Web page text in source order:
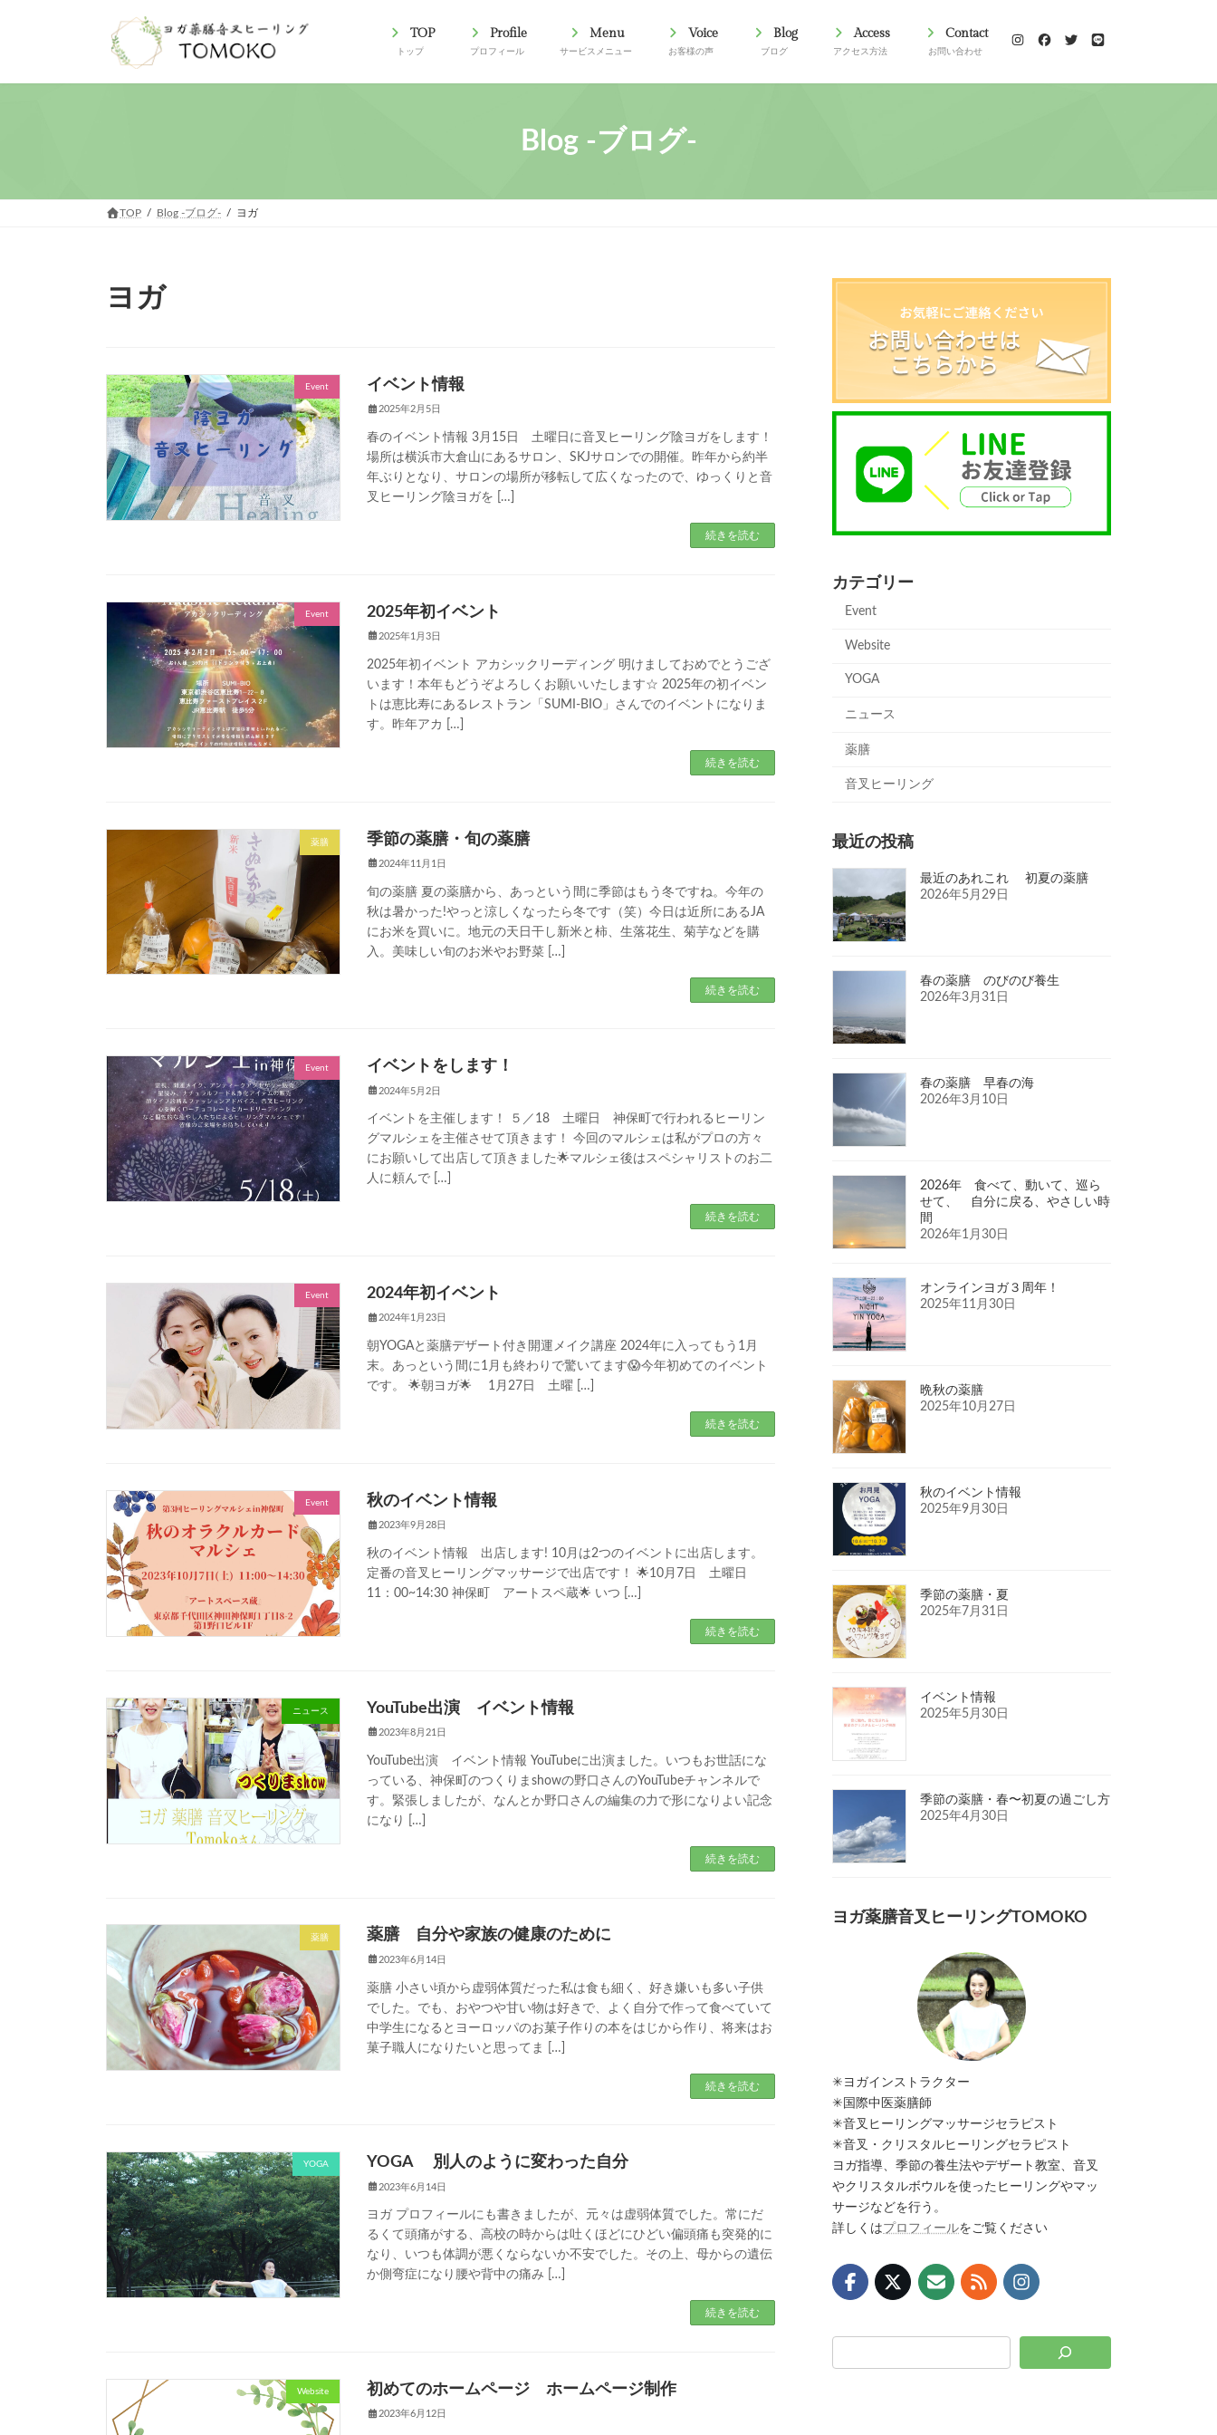
ツ
シ
TOP
トップ
Profile
プロフィール
Menu
サービスメニュー
Voice
お客様の声
Blog
ブログ
Access
アクセス方法
Contact
お問い合わせ
Blog -ブログ-
TOP Blog -ブログ- ヨガ
ヨガ
Event イベント情報
2025年2月5日
春のイベント情報 3月15日 土曜日に音叉ヒーリング陰ヨガをします！
場所は横浜市大倉山にあるサロン、SKJサロンでの開催。昨年から約半
年ぶりとなり、サロンの場所が移転して広くなったので、ゆっくりと音
叉ヒーリング陰ヨガを […]
続きを読む
Event 2025年初イベント
2025年1月3日
2025年初イベント アカシックリーディング 明けましておめでとうござ
います！本年もどうぞよろしくお願いいたします☆ 2025年の初イベン
トは恵比寿にあるレストラン「SUMI-BIO」さんでのイベントになりま
す。昨年アカ […]
続きを読む
薬膳 季節の薬膳・旬の薬膳
2024年11月1日
旬の薬膳 夏の薬膳から、あっという間に季節はもう冬ですね。今年の
秋は暑かった!やっと涼しくなったら冬です（笑）今日は近所にあるJA
にお米を買いに。地元の天日干し新米と柿、生落花生、菊芋などを購
入。美味しい旬のお米やお野菜 […]
続きを読む
Event イベントをします！
2024年5月2日
イベントを主催します！ ５／18 土曜日 神保町で行われるヒーリン
グマルシェを主催させて頂きます！ 今回のマルシェは私がプロの方々
にお願いして出店して頂きました🌟マルシェ後はスペシャリストのお二
人に頼んで […]
続きを読む
Event 2024年初イベント
2024年1月23日
朝YOGAと薬膳デザート付き開運メイク講座 2024年に入ってもう1月
末。あっという間に1月も終わりで驚いてます😱今年初めてのイベント
です。 🌟朝ヨガ🌟 1月27日 土曜 […]
続きを読む
Event 秋のイベント情報
2023年9月28日
秋のイベント情報 出店します! 10月は2つのイベントに出店します。
定番の音叉ヒーリングマッサージで出店です！ 🌟10月7日 土曜日
11：00~14:30 神保町 アートスペ蔵🌟 いつ […]
続きを読む
ニュース YouTube出演 イベント情報
2023年8月21日
YouTube出演 イベント情報 YouTubeに出演ました。いつもお世話にな
っている、神保町のつくりまshowの野口さんのYouTubeチャンネルで
す。緊張しましたが、なんとか野口さんの編集の力で形になりよい記念
になり […]
続きを読む
薬膳 薬膳 自分や家族の健康のために
2023年6月14日
薬膳 小さい頃から虚弱体質だった私は食も細く、好き嫌いも多い子供
でした。でも、おやつや甘い物は好きで、よく自分で作って食べていて
中学生になるとヨーロッパのお菓子作りの本をはじから作り、将来はお
菓子職人になりたいと思ってま […]
続きを読む
YOGA YOGA 別人のように変わった自分
2023年6月14日
ヨガ プロフィールにも書きましたが、元々は虚弱体質でした。常にだ
るくて頭痛がする、高校の時からは吐くほどにひどい偏頭痛も突発的に
なり、いつも体調が悪くならないか不安でした。その上、母からの遺伝
か側弯症になり腰や背中の痛み […]
続きを読む
Website 初めてのホームページ ホームページ制作
2023年6月12日
カテゴリー
Event
Website
YOGA
ニュース
薬膳
音叉ヒーリング
最近の投稿
最近のあれこれ 初夏の薬膳
2026年5月29日
春の薬膳 のびのび養生
2026年3月31日
春の薬膳 早春の海
2026年3月10日
2026年 食べて、動いて、巡ら
せて、 自分に戻る、やさしい時
間
2026年1月30日
オンラインヨガ３周年！
2025年11月30日
晩秋の薬膳
2025年10月27日
秋のイベント情報
2025年9月30日
季節の薬膳・夏
2025年7月31日
イベント情報
2025年5月30日
季節の薬膳・春〜初夏の過ごし方
2025年4月30日
ヨガ薬膳音叉ヒーリングTOMOKO
✳︎ヨガインストラクター
✳︎国際中医薬膳師
✳︎音叉ヒーリングマッサージセラピスト
✳︎音叉・クリスタルヒーリングセラピスト
ヨガ指導、季節の養生法やデザート教室、音叉
やクリスタルボウルを使ったヒーリングやマッ
サージなどを行う。
詳しくはプロフィールをご覧ください